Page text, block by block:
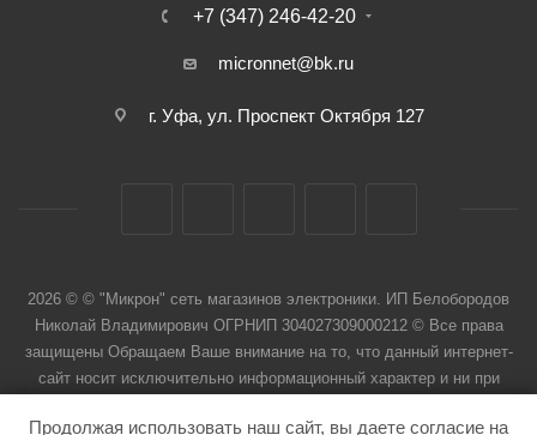
+7 (347) 246-42-20
micronnet@bk.ru
г. Уфа, ул. Проспект Октября 127
2026 © © "Микрон" сеть магазинов электроники. ИП Белобородов
Николай Владимирович ОГРНИП 304027309000212 © Все права
защищены Обращаем Ваше внимание на то, что данный интернет-
сайт носит исключительно информационный характер и ни при
Продолжая использовать наш сайт, вы даете согласие на